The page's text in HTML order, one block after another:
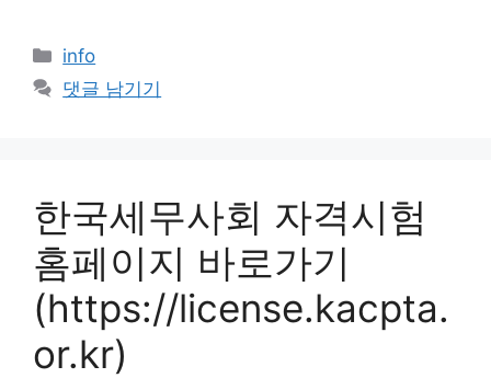
카
테
고
info
댓글 남기기
한국세무사회 자격시험
홈페이지 바로가기
(https://license.kacpta.
or.kr)